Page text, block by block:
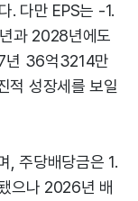
. 다만 EPS는 -1.
과 2028년에도
년 36억3214만
성장세를 보일
, 주당배당금은 1.
으나 2026년 배